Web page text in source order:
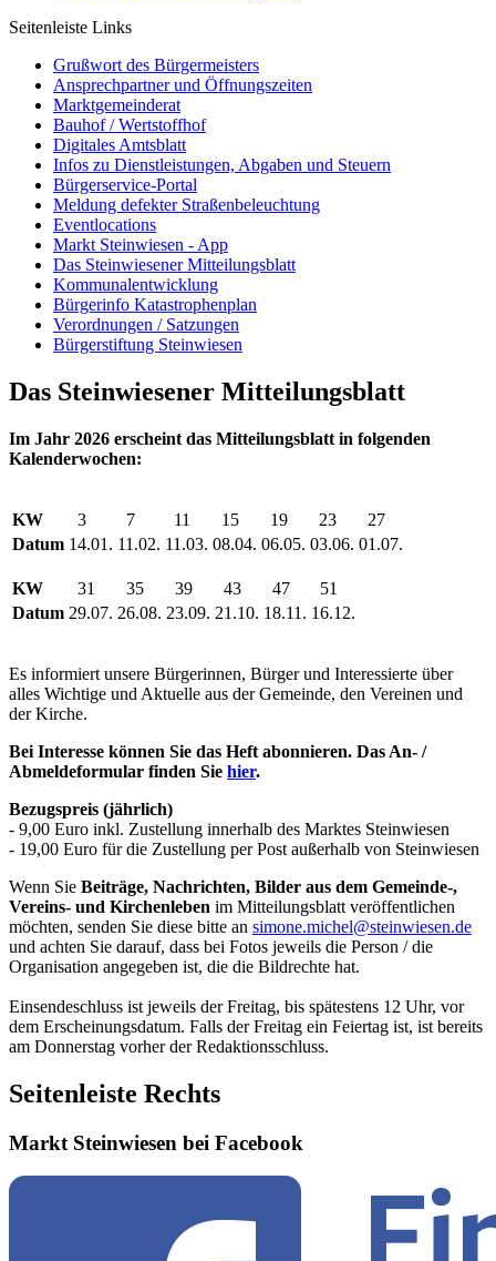
Seitenleiste Links
Grußwort des Bürgermeisters
Ansprechpartner und Öffnungszeiten
Marktgemeinderat
Bauhof / Wertstoffhof
Digitales Amtsblatt
Infos zu Dienstleistungen, Abgaben und Steuern
Bürgerservice-Portal
Meldung defekter Straßenbeleuchtung
Eventlocations
Markt Steinwiesen - App
Das Steinwiesener Mitteilungsblatt
Kommunalentwicklung
Bürgerinfo Katastrophenplan
Verordnungen / Satzungen
Bürgerstiftung Steinwiesen
Das Steinwiesener Mitteilungsblatt
Im Jahr 2026 erscheint das Mitteilungsblatt in folgenden
Kalenderwochen:
KW 3 7 11 15 19 23
27
Datum 14.01. 11.02. 11.03. 08.04. 06.05. 03.06. 01.07.
KW 31 35 39 43 47
51
Datum 29.07. 26.08. 23.09. 21.10. 18.11. 16.12.
Es informiert unsere Bürgerinnen, Bürger und Interessierte über
alles Wichtige und Aktuelle aus der Gemeinde, den Vereinen und
der Kirche.
Bei Interesse können Sie das Heft abonnieren. Das An- /
Abmeldeformular finden Sie hier.
Bezugspreis (jährlich)
- 9,00 Euro inkl. Zustellung innerhalb des Marktes Steinwiesen
- 19,00 Euro für die Zustellung per Post außerhalb von Steinwiesen
Wenn Sie Beiträge, Nachrichten, Bilder aus dem Gemeinde-,
Vereins- und Kirchenleben im Mitteilungsblatt veröffentlichen
möchten, senden Sie diese bitte an simone.michel@steinwiesen.de
und achten Sie darauf, dass bei Fotos jeweils die Person / die
Organisation angegeben ist, die die Bildrechte hat.
Einsendeschluss ist jeweils der Freitag, bis spätestens 12 Uhr, vor
dem Erscheinungsdatum. Falls der Freitag ein Feiertag ist, ist bereits
am Donnerstag vorher der Redaktionsschluss.
Seitenleiste Rechts
Markt Steinwiesen bei Facebook